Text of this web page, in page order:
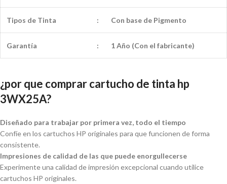
Tipos de Tinta : Con base de Pigmento
Garantía : 1 Año (Con el fabricante)
¿por que comprar cartucho de tinta hp
3WX25A?
Diseñado para trabajar por primera vez, todo el tiempo
Confíe en los cartuchos HP originales para que funcionen de forma
consistente.
Impresiones de calidad de las que puede enorgullecerse
Experimente una calidad de impresión excepcional cuando utilice
cartuchos HP originales.